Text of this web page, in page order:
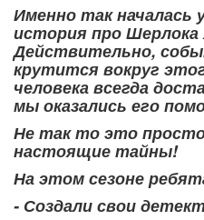
Именно так началась
история про Шерлока
Действительно,
крутится вокруг
человека всегда
мы оказались его
Не так то это
настоящие тайны!
На этом сезоне
- Создали свои